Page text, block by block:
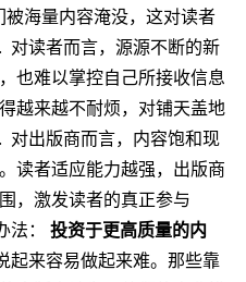
被海量内容淹没，这对读者
对读者而言，源源不断的新
也难以掌控自己所接收信息
越来越不耐烦，对铺天盖地
对出版商而言，内容饱和现
读者适应能力越强，出版商
，激发读者的真正参与
法：投资于更高质量的内
起来容易做起来难。那些靠